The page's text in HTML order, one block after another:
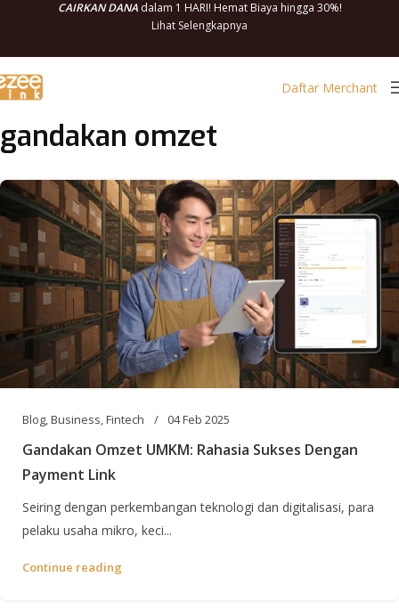
CAIRKAN DANAdalam 1 HARI! Hemat Biaya hingga 30%!
Lihat Selengkapnya
Daftar Merchant
gandakan omzet
Blog,Business,Fintech 04 Feb 2025
Gandakan Omzet UMKM: Rahasia Sukses Dengan
Payment Link
Seiring dengan perkembangan teknologi dan digitalisasi, para
pelaku usaha mikro, keci...
Continue reading